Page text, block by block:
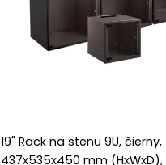
19" Rack na stenu 9U, čierny,
437x535x450 mm (HxWxD),